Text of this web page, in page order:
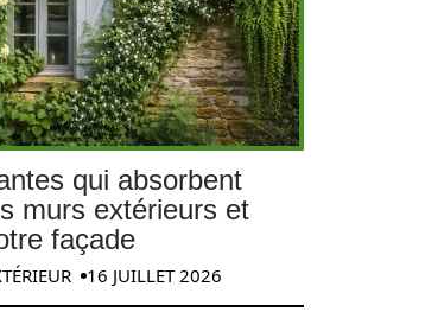
qui absorbent
murs extérieurs et
façade
16 JUILLET 2026